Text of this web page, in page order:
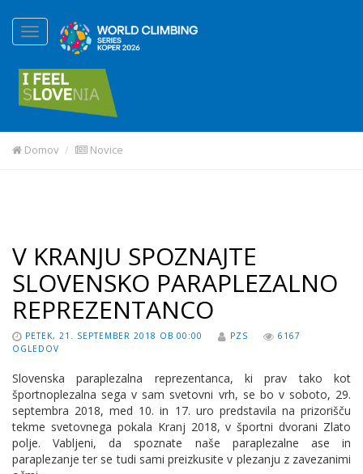
Domov Novice
V KRANJU SPOZNAJTE
SLOVENSKO PARAPLEZALNO
REPREZENTANCO
PETEK, 21. SEPTEMBER 2018 OB 00:00 PZS
6167
OGLEDOV
Slovenska paraplezalna reprezentanca, ki prav tako kot
športnoplezalna sega v sam svetovni vrh, se bo v soboto, 29.
septembra 2018, med 10. in 17. uro predstavila na prizorišču
tekme svetovnega pokala Kranj 2018, v športni dvorani Zlato
polje. Vabljeni, da spoznate naše paraplezalne ase in
paraplezanje ter se tudi sami preizkusite v plezanju z zavezanimi